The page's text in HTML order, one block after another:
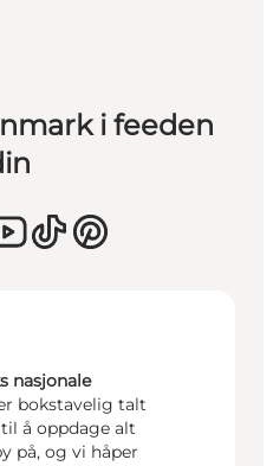
i feeden
nasjonale
bokstavelig talt
å oppdage alt
på, og vi håper